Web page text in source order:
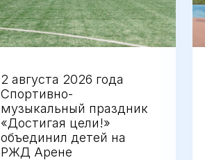
2 августа 2026 года
Спортивно-
музыкальный праздник
«Достигая цели!»
объединил детей на
РЖД Арене